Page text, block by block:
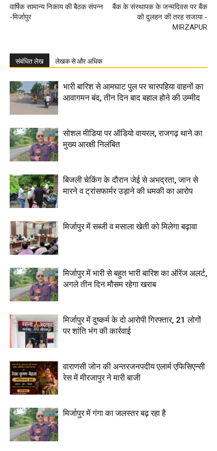
वार्षिक सामान्य निकाय की बैठक संपन्न
-मिर्जापुर
बैंक के संस्थापक के जन्मदिवस पर बैंक
को दुलहन की तरह सजाया -
MIRZAPUR
संबंधित लेख लेखक से और अधिक
भारी बारिश से आमघाट पुल पर चारपहिया वाहनों का
आवागमन बंद, तीन दिन बाद बहाल होने की उम्मीद
सोशल मीडिया पर ऑडियो वायरल, राजगढ़ थाने का
मुख्य आरक्षी निलंबित
बिजली चेकिंग के दौरान जेई से अभद्रता, जान से
मारने व ट्रांसफार्मर उड़ाने की धमकी का आरोप
मिर्जापुर में सब्जी व मसाला खेती को मिलेगा बढ़ावा
मिर्जापुर में भारी से बहुत भारी बारिश का ऑरेंज अलर्ट,
अगले तीन दिन मौसम रहेगा खराब
मिर्जापुर में दुष्कर्म के दो आरोपी गिरफ्तार, 21 लोगों
पर शांति भंग की कार्रवाई
वाराणसी जोन की अन्तरजनपदीय एलार्म एफिसिएन्सी
रेस में मीरजापुर ने मारी बाजी
मिर्जापुर में गंगा का जलस्तर बढ़ रहा है